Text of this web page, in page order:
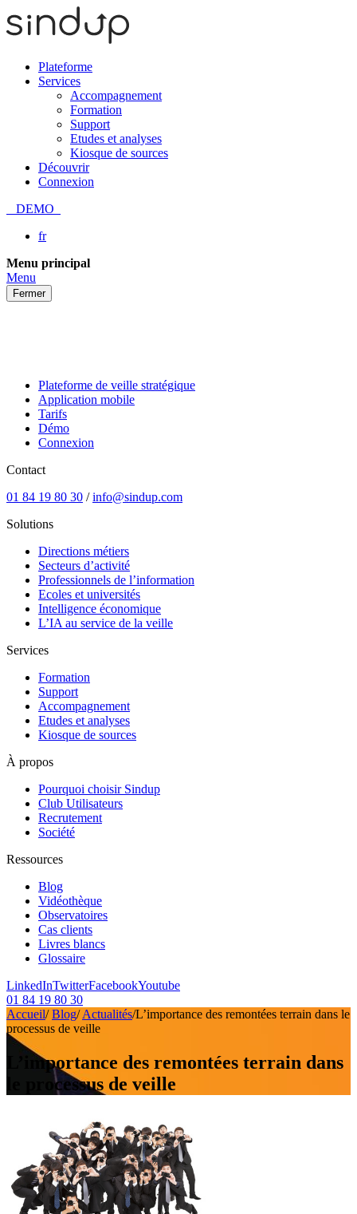
Plateforme
Services
Accompagnement
Formation
Support
Etudes et analyses
Kiosque de sources
Découvrir
Connexion
DEMO
fr
Passer
au
contenu
Menu principal
Menu
Fermer
Plateforme de veille stratégique
Application mobile
Tarifs
Démo
Connexion
Contact
01 84 19 80 30 /info@sindup.com
Solutions
Directions métiers
Secteurs d’activité
Professionnels de l’information
Ecoles et universités
Intelligence économique
L’IA au service de la veille
Services
Formation
Support
Accompagnement
Etudes et analyses
Kiosque de sources
À propos
Pourquoi choisir Sindup
Club Utilisateurs
Recrutement
Société
Ressources
Blog
Vidéothèque
Observatoires
Cas clients
Livres blancs
Glossaire
LinkedInTwitterFacebookYoutube
01 84 19 80 30
Accueil/ Blog/ Actualités/L’importance des remontées terrain dans le
processus de veille
L’importance des remontées terrain dans
le processus de veille